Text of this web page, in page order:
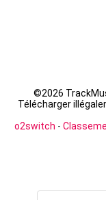
©2026
Télécharger
o2switch -